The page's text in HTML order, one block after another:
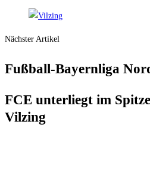
Nächster Artikel
Fuß­ball-Bay­ern­li­ga
FCE unter­liegt im
Vilzing